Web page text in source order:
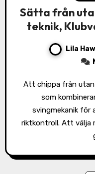
Sätta från
teknik,
Lila
Att chippa från utanför green är en viktig färdighet
som
svingmekanik
riktkontroll. Att välja